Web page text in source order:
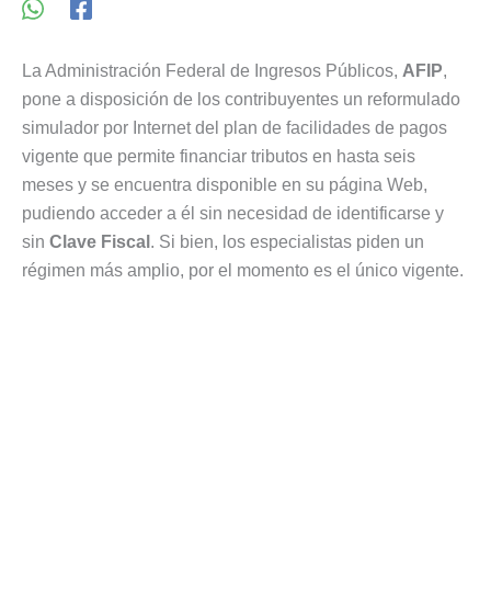
La Administración Federal de Ingresos Públicos, AFIP,
pone a disposición de los contribuyentes un reformulado
simulador por Internet del plan de facilidades de pagos
vigente que permite financiar tributos en hasta seis
meses y se encuentra disponible en su página Web,
pudiendo acceder a él sin necesidad de identificarse y
sin Clave Fiscal . Si bien, los especialistas piden un
régimen más amplio, por el momento es el único vigente.